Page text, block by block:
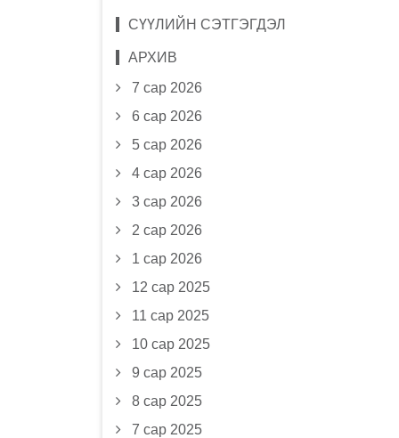
СҮҮЛИЙН СЭТГЭГДЭЛ
АРХИВ
7 сар 2026
6 сар 2026
5 сар 2026
4 сар 2026
3 сар 2026
2 сар 2026
1 сар 2026
12 сар 2025
11 сар 2025
10 сар 2025
9 сар 2025
8 сар 2025
7 сар 2025